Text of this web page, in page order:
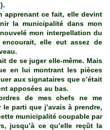
apprenant ce fait, elle devint
la municipalité dans mon
mon interpellation du
elle eut assez de
de se juger elle-même. Mais
en lui montrant les pièces
aux signataires que c’était
apposées au bas.
de mes chefs ne me
parti que j’avais à prendre,
municipalité coupable par
jusqu’à ce qu’elle reçût la